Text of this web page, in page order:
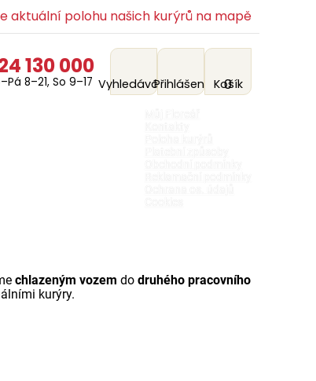
aktuální polohu našich kurýrů na mapě
130 000
8–21, So 9–17 VyhledáváníPřihlášení 0
Košík
chlazeným vozem do druhého pracovního
kurýry.